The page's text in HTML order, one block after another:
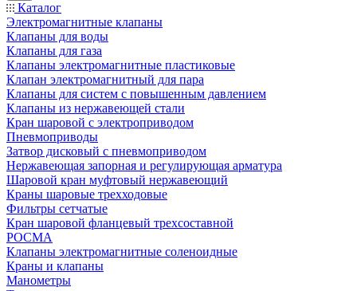
Каталог
Электромагнитные клапаны
Клапаны для воды
Клапаны для газа
Клапаны электромагнитные пластиковые
Клапан электромагнитный для пара
Клапаны для систем с повышенным давлением
Клапаны из нержавеющей стали
Кран шаровой с электроприводом
Пневмоприводы
Затвор дисковый с пневмоприводом
Нержавеющая запорная и регулирующая арматура
Шаровой кран муфтовый нержавеющий
Краны шаровые трехходовые
Фильтры сетчатые
Кран шаровой фланцевый трехсоставной
РОСМА
Клапаны электромагнитные соленоидные
Краны и клапаны
Манометры